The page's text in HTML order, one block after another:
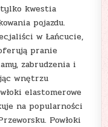
kwestia
pojazdu.
w Łańcucie,
pranie
zabrudzenia i
wnętrzu
elastomerowe
na popularności
Powłoki